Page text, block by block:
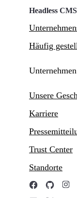
Headless
Häufig
Unternehmen
Unsere
Karriere
Trust Center
Standorte